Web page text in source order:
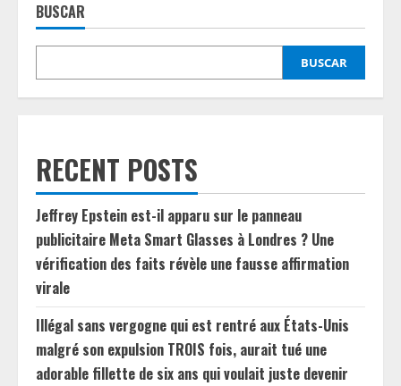
BUSCAR
BUSCAR
RECENT POSTS
Jeffrey Epstein est-il apparu sur le panneau
publicitaire Meta Smart Glasses à Londres ? Une
vérification des faits révèle une fausse affirmation
virale
Illégal sans vergogne qui est rentré aux États-Unis
malgré son expulsion TROIS fois, aurait tué une
adorable fillette de six ans qui voulait juste devenir